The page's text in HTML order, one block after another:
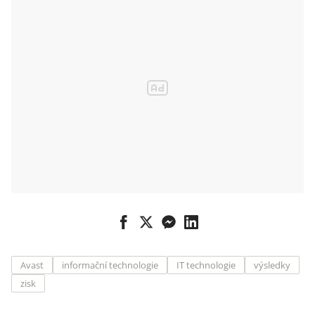
Avast informační technologie IT technologie
výsledky
zisk